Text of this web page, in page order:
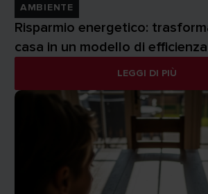
AMBIENTE
Risparmio energetico:
casa in un modello di efficienza
LEGGI DI PIÙ